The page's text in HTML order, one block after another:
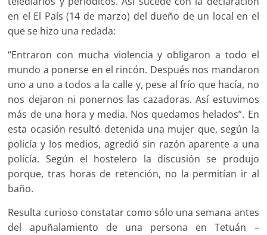
en el El País (14 de marzo) del dueño de un local en el
que se hizo una redada:
“Entraron con mucha violencia y obligaron a todo el
mundo a ponerse en el rincón. Después nos mandaron
uno a uno a todos a la calle y, pese al frío que hacía, no
nos dejaron ni ponernos las cazadoras. Así estuvimos
más de una hora y media. Nos quedamos helados”. En
esta ocasión resultó detenida una mujer que, según la
policía y los medios, agredió sin razón aparente a una
policía. Según el hostelero la discusión se produjo
porque, tras horas de retención, no la permitían ir al
baño.
Resulta curioso constatar como sólo una semana antes
del apuñalamiento de una persona en Tetuán –